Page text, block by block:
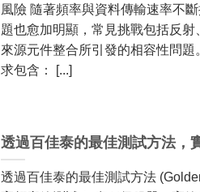
風險 隨著頻率與資料傳輸速率不
題也愈加明顯，常見挑戰包括反
來源元件整合所引發的相容性問
求包含： [...]
透過百佳泰的最佳測試方法，
透過百佳泰的最佳測試方法